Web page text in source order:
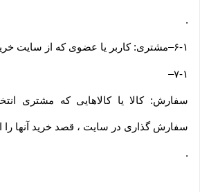
.
۶-۱–مشتری: کاربر یا عضوی که از سایت
۷-۱–
سفارش: کالا یا کالاهایی که مشتری
سفارش گذاری در سایت ، قصد خرید آنها را
.